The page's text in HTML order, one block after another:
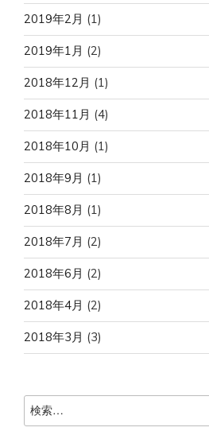
2019年2月 (1)
2019年1月 (2)
2018年12月 (1)
2018年11月 (4)
2018年10月 (1)
2018年9月 (1)
2018年8月 (1)
2018年7月 (2)
2018年6月 (2)
2018年4月 (2)
2018年3月 (3)
検
索: